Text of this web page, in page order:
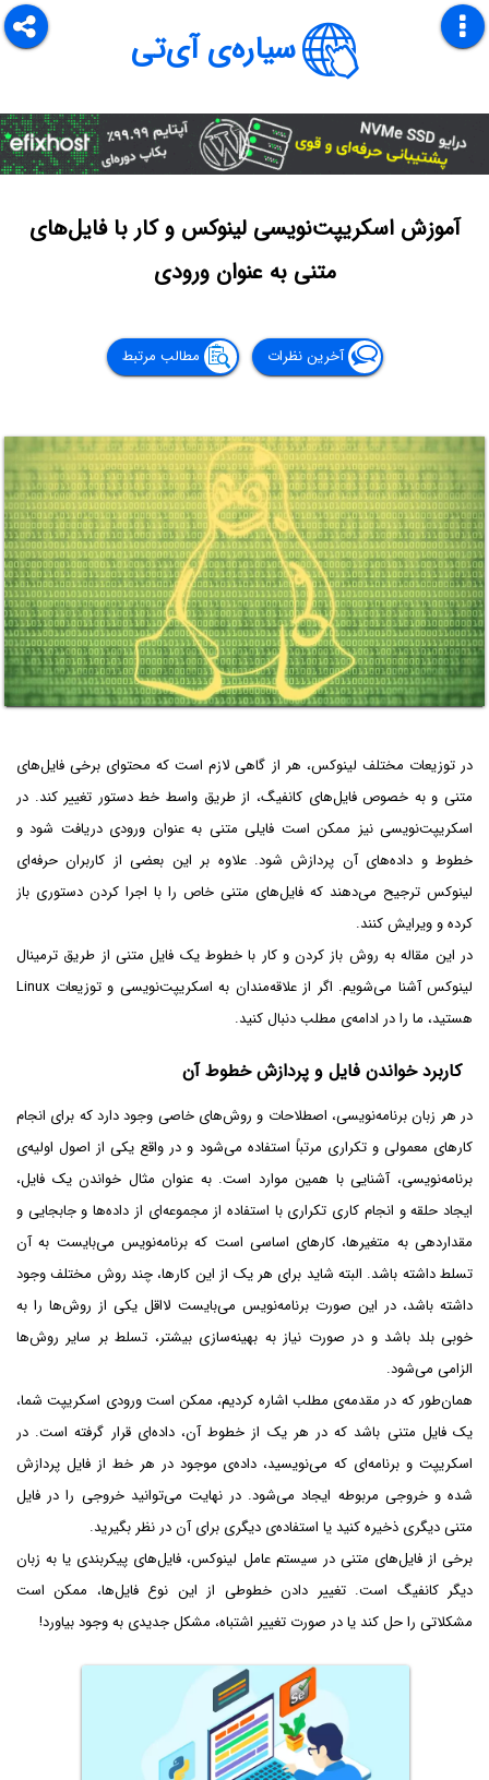
سیاره‌ی آی‌تی
آموزش اسکریپت‌نویسی لینوکس و کار با فایل‌های
متنی به عنوان ورودی
آخرین نظرات مطالب مرتبط
در توزیعات مختلف لینوکس، هر از گاهی لازم است که محتوای برخی فایل‌های
متنی و به خصوص فایل‌های کانفیگ، از طریق واسط خط دستور تغییر کند. در
اسکریپت‌نویسی نیز ممکن است فایلی متنی به عنوان ورودی دریافت شود و
خطوط و داده‌های آن پردازش شود. علاوه بر این بعضی از کاربران حرفه‌ای
لینوکس ترجیح می‌دهند که فایل‌های متنی خاص را با اجرا کردن دستوری باز
کرده و ویرایش کنند.
در این مقاله به روش باز کردن و کار با خطوط یک فایل متنی از طریق ترمینال
لینوکس آشنا می‌شویم. اگر از علاقه‌مندان به اسکریپت‌نویسی و توزیعات Linux
هستید، ما را در ادامه‌ی مطلب دنبال کنید.
کاربرد خواندن فایل و پردازش خطوط آن
در هر زبان برنامه‌نویسی، اصطلاحات و روش‌های خاصی وجود دارد که برای انجام
کارهای معمولی و تکراری مرتباً استفاده می‌شود و در واقع یکی از اصول اولیه‌ی
برنامه‌نویسی، آشنایی با همین موارد است. به عنوان مثال خواندن یک فایل،
ایجاد حلقه و انجام کاری تکراری با استفاده از مجموعه‌ای از داده‌ها و جابجایی و
مقداردهی به متغیرها، کارهای اساسی است که برنامه‌نویس می‌بایست به آن
تسلط داشته باشد. البته شاید برای هر یک از این کارها، چند روش مختلف وجود
داشته باشد، در این صورت برنامه‌نویس می‌بایست لااقل یکی از روش‌ها را به
خوبی بلد باشد و در صورت نیاز به بهینه‌سازی بیشتر، تسلط بر سایر روش‌ها
الزامی می‌شود.
همان‌طور که در مقدمه‌ی مطلب اشاره کردیم، ممکن است ورودی اسکریپت شما،
یک فایل متنی باشد که در هر یک از خطوط آن، داده‌ای قرار گرفته است. در
اسکریپت و برنامه‌ای که می‌نویسید، داده‌ی موجود در هر خط از فایل پردازش
شده و خروجی مربوطه ایجاد می‌شود. در نهایت می‌توانید خروجی را در فایل
متنی دیگری ذخیره کنید یا استفاده‌ی دیگری برای آن در نظر بگیرید.
برخی از فایل‌های متنی در سیستم عامل لینوکس، فایل‌های پیکربندی یا به زبان
دیگر کانفیگ است. تغییر دادن خطوطی از این نوع فایل‌ها، ممکن است
مشکلاتی را حل کند یا در صورت تغییر اشتباه، مشکل جدیدی به وجود بیاورد!